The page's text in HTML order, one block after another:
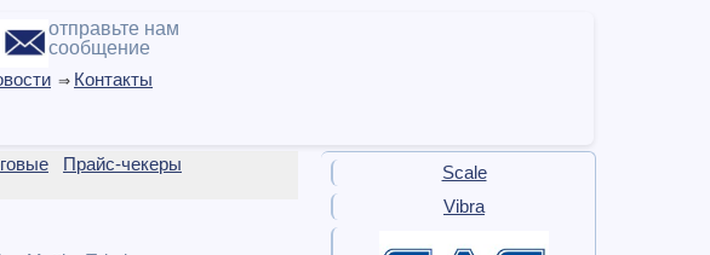
отправьте нам
сообщение
⇒ Контакты
Scale
Vibra
Прайс-чекеры